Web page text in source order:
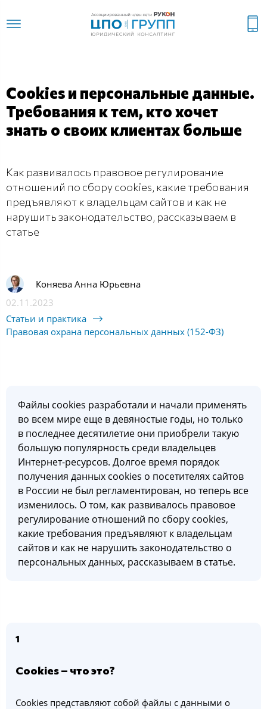
Cookies и персональные данные.
Требования к тем, кто хочет
знать о своих клиентах больше
Как развивалось правовое регулирование
отношений по сбору cookies, какие требования
предъявляют к владельцам сайтов и как не
нарушить законодательство, рассказываем в
статье
Коняева Анна Юрьевна
02.11.2023
Статьи и практика
Правовая охрана персональных данных (152-ФЗ)
Файлы cookies разработали и начали применять
во всем мире еще в девяностые годы, но только
в последнее десятилетие они приобрели такую
большую популярность среди владельцев
Интернет-ресурсов. Долгое время порядок
получения данных cookies о посетителях сайтов
в России не был регламентирован, но теперь все
изменилось. О том, как развивалось правовое
регулирование отношений по сбору cookies,
какие требования предъявляют к владельцам
сайтов и как не нарушить законодательство о
персональных данных, рассказываем в статье.
1
Cookies – что это?
Cookies представляют собой файлы с данными о